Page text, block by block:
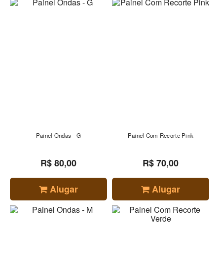
Painel Ondas - G
R$ 80,00
Alugar
Painel Com Recorte Pink
R$ 70,00
Alugar